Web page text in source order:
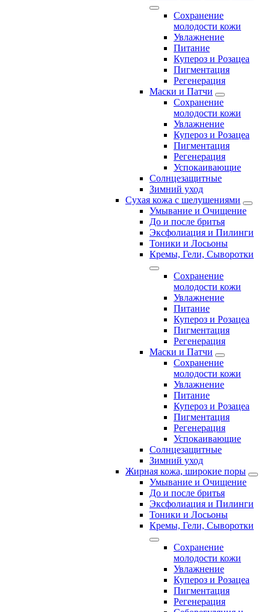
Сохранение
молодости кожи
Увлажнение
Питание
Купероз и Розацеа
Пигментация
Регенерация
Маски и Патчи
Сохранение
молодости кожи
Увлажнение
Купероз и Розацеа
Пигментация
Регенерация
Успокаивающие
Солнцезащитные
Зимний уход
Сухая кожа с шелушениями
Умывание и Очищение
До и после бритья
Эксфолиация и Пилинги
Тоники и Лосьоны
Кремы, Гели, Сыворотки
Сохранение
молодости кожи
Увлажнение
Питание
Купероз и Розацеа
Пигментация
Регенерация
Маски и Патчи
Сохранение
молодости кожи
Увлажнение
Питание
Купероз и Розацеа
Пигментация
Регенерация
Успокаивающие
Солнцезащитные
Зимний уход
Жирная кожа, широкие поры
Умывание и Очищение
До и после бритья
Эксфолиация и Пилинги
Тоники и Лосьоны
Кремы, Гели, Сыворотки
Сохранение
молодости кожи
Увлажнение
Купероз и Розацеа
Пигментация
Регенерация